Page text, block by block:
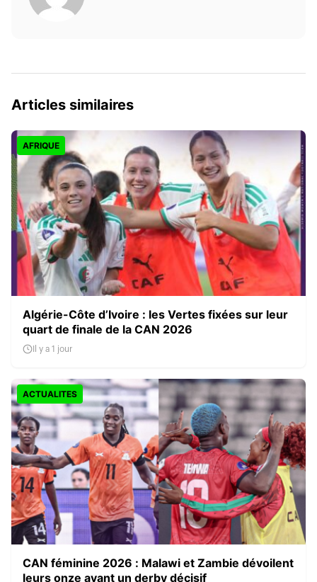
Articles similaires
AFRIQUE
Algérie-Côte d’Ivoire : les Vertes fixées sur leur
quart de finale de la CAN 2026
Il y a 1 jour
ACTUALITES
CAN féminine 2026 : Malawi et Zambie dévoilent
leurs onze avant un derby décisif